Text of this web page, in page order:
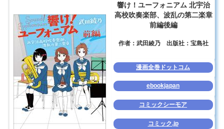
響け！ユーフォニアム 北宇治
高校吹奏楽部、波乱の第二楽章
前編後編
作者：武田綾乃 出版社：宝島社
漫画全巻ドットコム
ebookjapan
コミックシーモア
コミック.jp